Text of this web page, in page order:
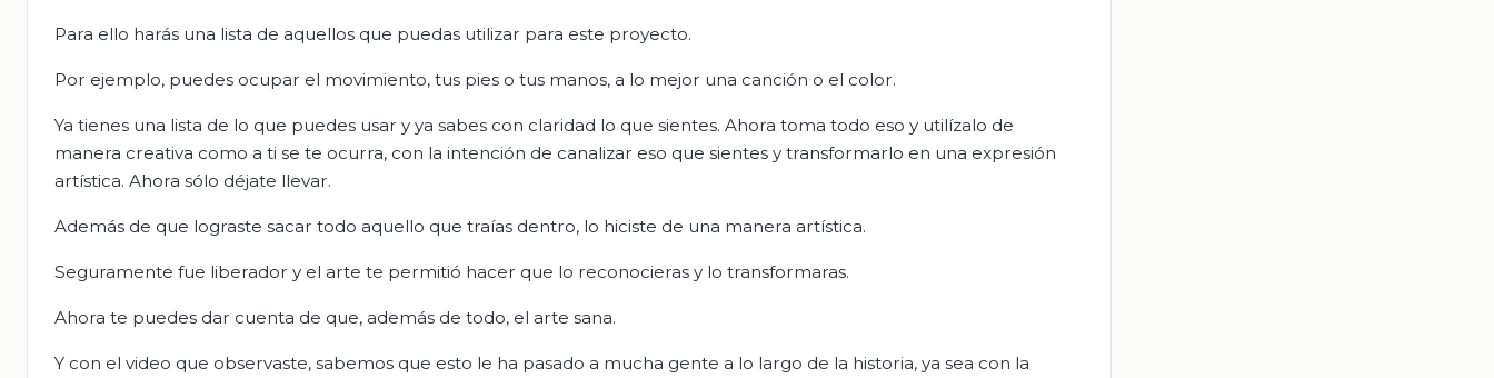
Para ello harás una lista de aquellos que puedas utilizar para este proyecto.
Por ejemplo, puedes ocupar el movimiento, tus pies o tus manos, a lo mejor una canción o el color.
Ya tienes una lista de lo que puedes usar y ya sabes con claridad lo que sientes. Ahora toma todo eso y utilízalo de
manera creativa como a ti se te ocurra, con la intención de canalizar eso que sientes y transformarlo en una expresión
artística. Ahora sólo déjate llevar.
Además de que lograste sacar todo aquello que traías dentro, lo hiciste de una manera artística.
Seguramente fue liberador y el arte te permitió hacer que lo reconocieras y lo transformaras.
Ahora te puedes dar cuenta de que, además de todo, el arte sana.
Y con el video que observaste, sabemos que esto le ha pasado a mucha gente a lo largo de la historia, ya sea con la